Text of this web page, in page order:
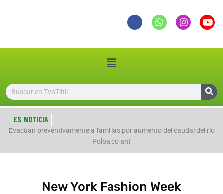
ES NOTICIA
Evacúan preventivamente a familias por aumento del caudal del río
Polpaico ant
New York Fashion Week